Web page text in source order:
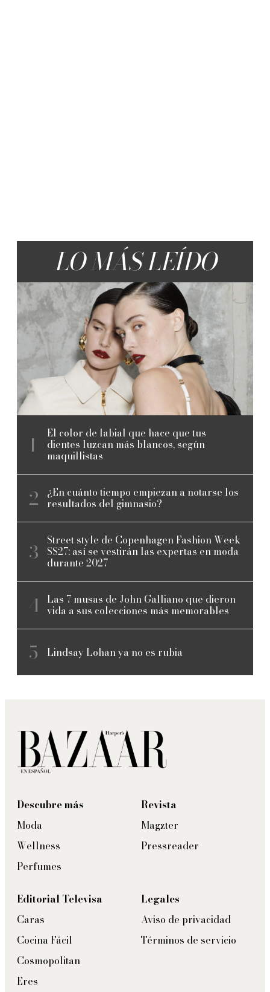
LO MÁS LEÍDO
El color de labial que hace que tus
dientes luzcan más blancos, según
maquillistas
¿En cuánto tiempo empiezan a notarse los
resultados del gimnasio?
Street style de Copenhagen Fashion Week
SS27: así se vestirán las expertas en moda
durante 2027
Las 7 musas de John Galliano que dieron
vida a sus colecciones más memorables
Lindsay Lohan ya no es rubia
Descubre más
Moda
Wellness
Perfumes
Revista
Magzter
Pressreader
Editorial Televisa
Caras
Cocina Fácil
Cosmopolitan
Eres
Legales
Aviso de privacidad
Términos de servicio